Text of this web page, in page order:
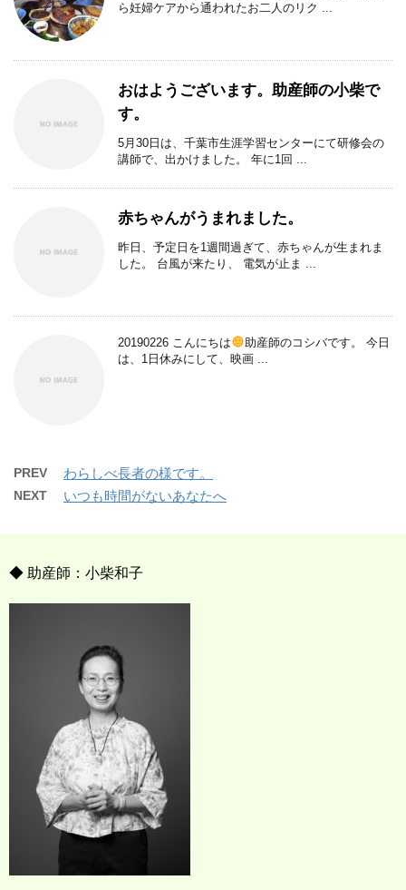
ら妊婦ケアから通われたお二人のリク ...
おはようございます。助産師の小柴で
す。
5月30日は、千葉市生涯学習センターにて研修会の
講師で、出かけました。 年に1回 ...
赤ちゃんがうまれました。
昨日、予定日を1週間過ぎて、赤ちゃんが生まれま
した。 台風が来たり、 電気が止ま ...
20190226 こんにちは
助産師のコシバです。 今日
は、1日休みにして、映画 ...
PREV わらしべ長者の様です。
NEXT いつも時間がないあなたへ
◆ 助産師：小柴和子